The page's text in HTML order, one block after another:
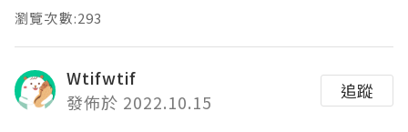
瀏覽次數:293
Wtifwtif
發佈於 2022.10.15
追蹤